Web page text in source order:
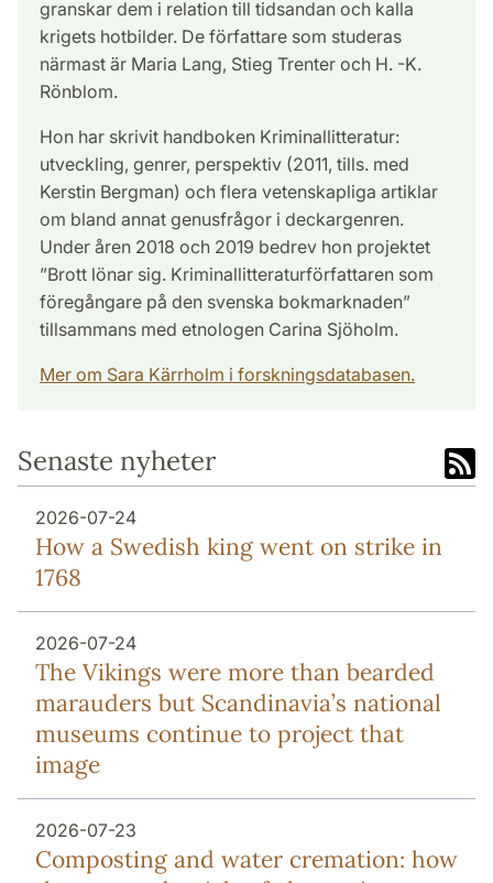
granskar dem i relation till tidsandan och kalla
krigets hotbilder. De författare som studeras
närmast är Maria Lang, Stieg Trenter och H. -K.
Rönblom.
Hon har skrivit handboken Kriminallitteratur:
utveckling, genrer, perspektiv (2011, tills. med
Kerstin Bergman) och flera vetenskapliga artiklar
om bland annat genusfrågor i deckargenren.
Under åren 2018 och 2019 bedrev hon projektet
”Brott lönar sig. Kriminallitteraturförfattaren som
föregångare på den svenska bokmarknaden”
tillsammans med etnologen Carina Sjöholm.
Mer om Sara Kärrholm i forskningsdatabasen.
Senaste nyheter
2026-07-24
How a Swedish king went on strike in
1768
2026-07-24
The Vikings were more than bearded
marauders but Scandinavia’s national
museums continue to project that
image
2026-07-23
Composting and water cremation: how